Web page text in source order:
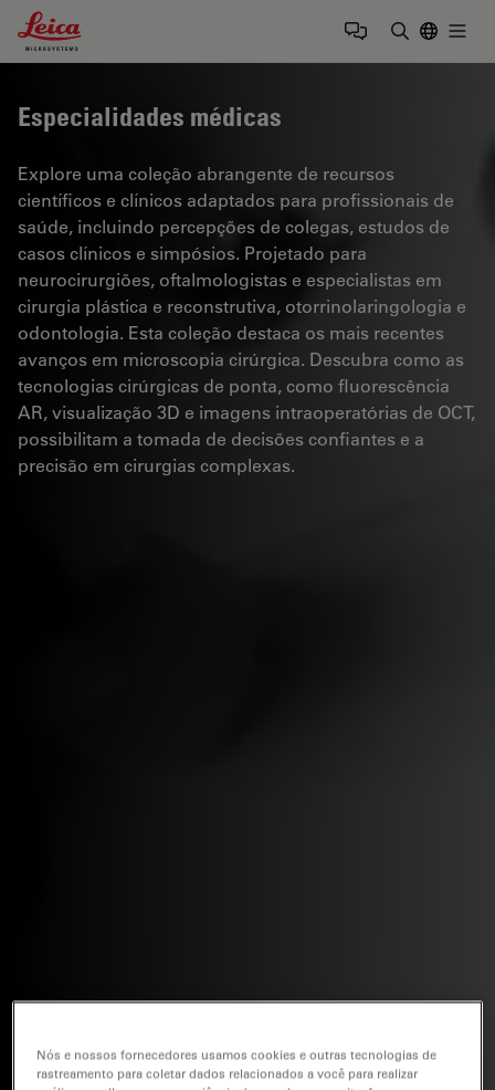
Leica Microsystems Logo
Especialidades médicas
Explore uma coleção abrangente de recursos
científicos e clínicos adaptados para profissionais de
saúde, incluindo percepções de colegas, estudos de
casos clínicos e simpósios. Projetado para
neurocirurgiões, oftalmologistas e especialistas em
cirurgia plástica e reconstrutiva, otorrinolaringologia e
odontologia. Esta coleção destaca os mais recentes
avanços em microscopia cirúrgica. Descubra como as
tecnologias cirúrgicas de ponta, como fluorescência
AR, visualização 3D e imagens intraoperatórias de OCT,
possibilitam a tomada de decisões confiantes e a
precisão em cirurgias complexas.
Nós e nossos fornecedores usamos cookies e outras tecnologias de
rastreamento para coletar dados relacionados a você para realizar